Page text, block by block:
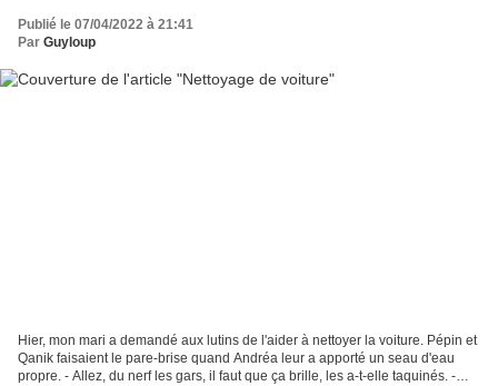
Publié le 07/04/2022 à 21:41
Par Guyloup
Hier, mon mari a demandé aux lutins de l'aider à nettoyer la voiture. Pépin et
Qanik faisaient le pare-brise quand Andréa leur a apporté un seau d'eau
propre. - Allez, du nerf les gars, il faut que ça brille, les a-t-elle taquinés. -